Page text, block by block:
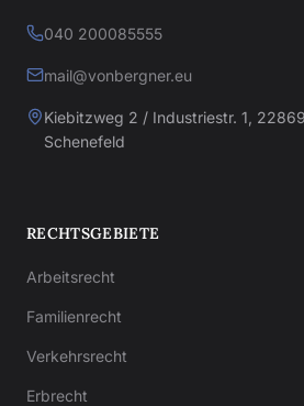
040 200085555
mail@vonbergner.eu
Kiebitzweg 2 / Industriestr. 1, 22869
Schenefeld
RECHTSGEBIETE
Arbeitsrecht
Familienrecht
Verkehrsrecht
Erbrecht